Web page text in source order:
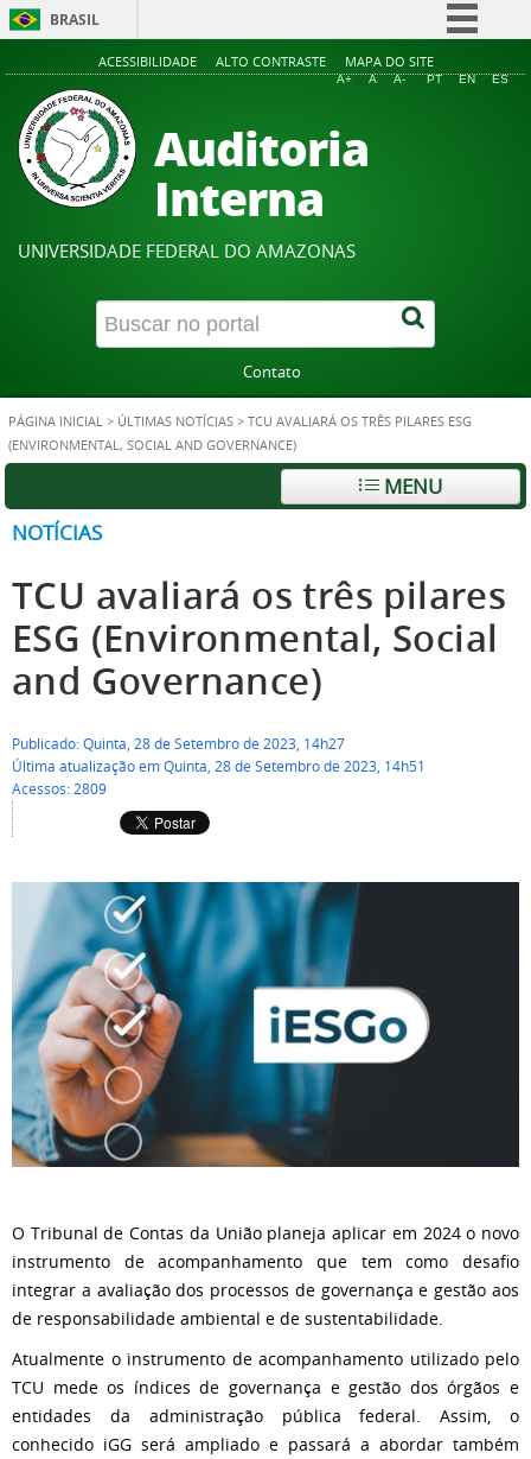
BRASIL
Simplifique!
Acesso à informação
Canais
ACESSIBILIDADE ALTO CONTRASTE MAPA DO SITE
A+ A A- PT EN ES
Auditoria
Interna
UNIVERSIDADE FEDERAL DO AMAZONAS
Contato
PÁGINA INICIAL > ÚLTIMAS NOTÍCIAS > TCU AVALIARÁ OS TRÊS PILARES ESG
(ENVIRONMENTAL, SOCIAL AND GOVERNANCE)
MENU
NOTÍCIAS
TCU avaliará os três pilares
ESG (Environmental, Social
and Governance)
Publicado: Quinta, 28 de Setembro de 2023, 14h27
Última atualização em Quinta, 28 de Setembro de 2023, 14h51
Acessos: 2809
O Tribunal de Contas da União planeja aplicar em 2024 o novo
instrumento de acompanhamento que tem como desafio
integrar a avaliação dos processos de governança e gestão aos
de responsabilidade ambiental e de sustentabilidade.
Atualmente o instrumento de acompanhamento utilizado pelo
TCU mede os índices de governança e gestão dos órgãos e
entidades da administração pública federal. Assim, o
conhecido iGG será ampliado e passará a abordar também